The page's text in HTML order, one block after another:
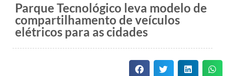
Parque Tecnológico leva modelo de
compartilhamento de veículos
elétricos para as cidades